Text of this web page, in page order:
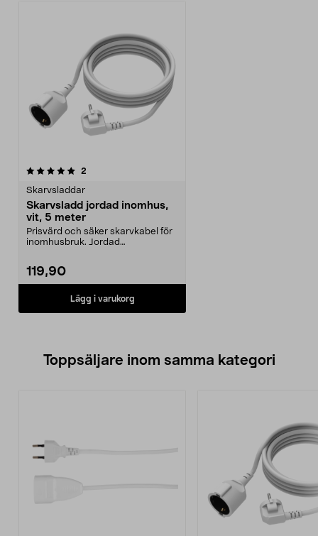
2
Skarvsladdar
Skarvsladd jordad inomhus,
vit, 5 meter
Prisvärd och säker skarvkabel för
inomhusbruk. Jordad
119,90
Lägg i varukorg
Toppsäljare inom samma kategori